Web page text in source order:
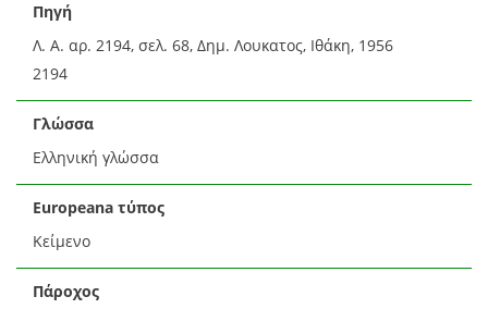
Πηγή
Λ. Α. αρ. 2194, σελ. 68, Δημ. Λουκατος, Ιθάκη, 1956
2194
Γλώσσα
Ελληνική γλώσσα
Europeana τύπος
Κείμενο
Πάροχος